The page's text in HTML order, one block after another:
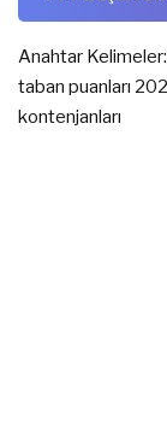
Anahtar Kelimeler:
taban puanları
kontenjanları